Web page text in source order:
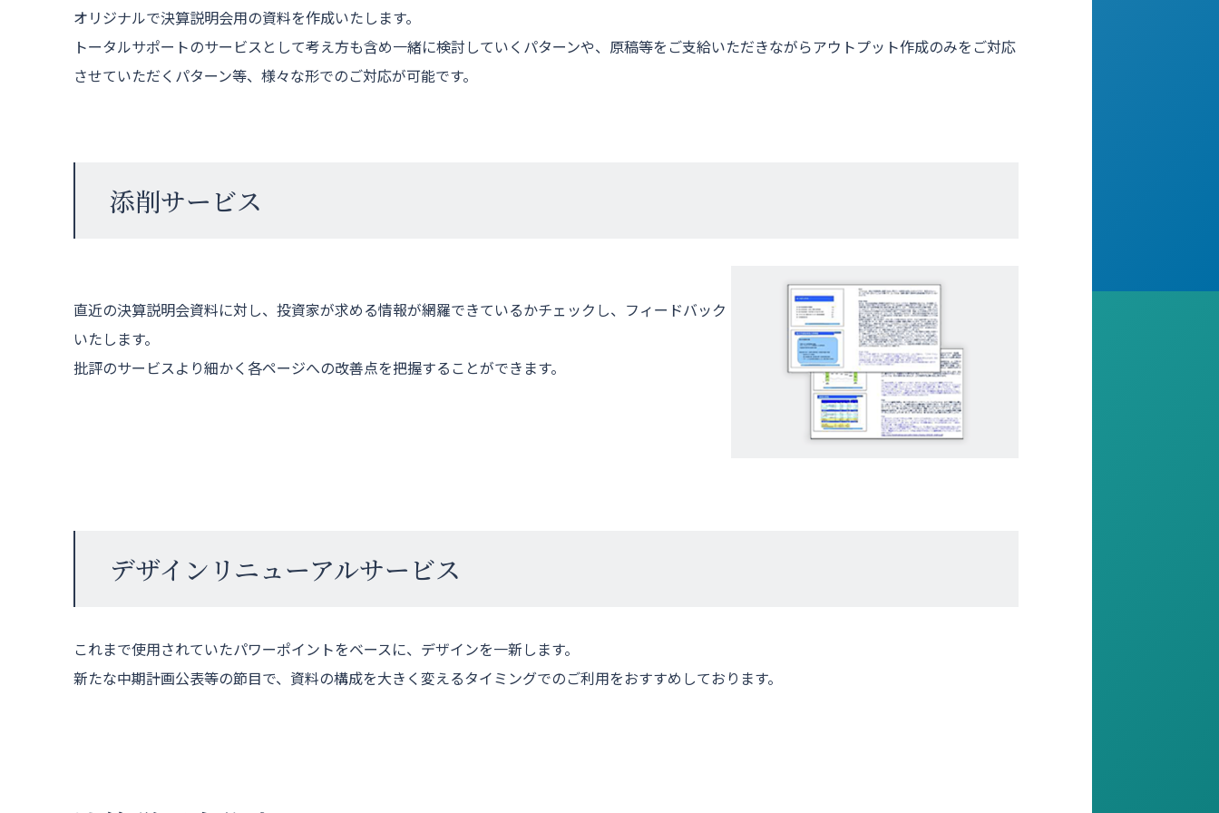
オリジナルで決算説明会用の資料を作成いたします。
トータルサポートのサービスとして考え方も含め一緒に検討していくパターンや、原稿等をご支給いただきながらアウトプット作成のみをご対応
させていただくパターン等、様々な形でのご対応が可能です。
添削サービス
直近の決算説明会資料に対し、投資家が求める情報が網羅できているかチェックし、フィードバック
いたします。
批評のサービスより細かく各ページへの改善点を把握することができます。
デザインリニューアルサービス
これまで使用されていたパワーポイントをベースに、デザインを一新します。
新たな中期計画公表等の節目で、資料の構成を大きく変えるタイミングでのご利用をおすすめしております。